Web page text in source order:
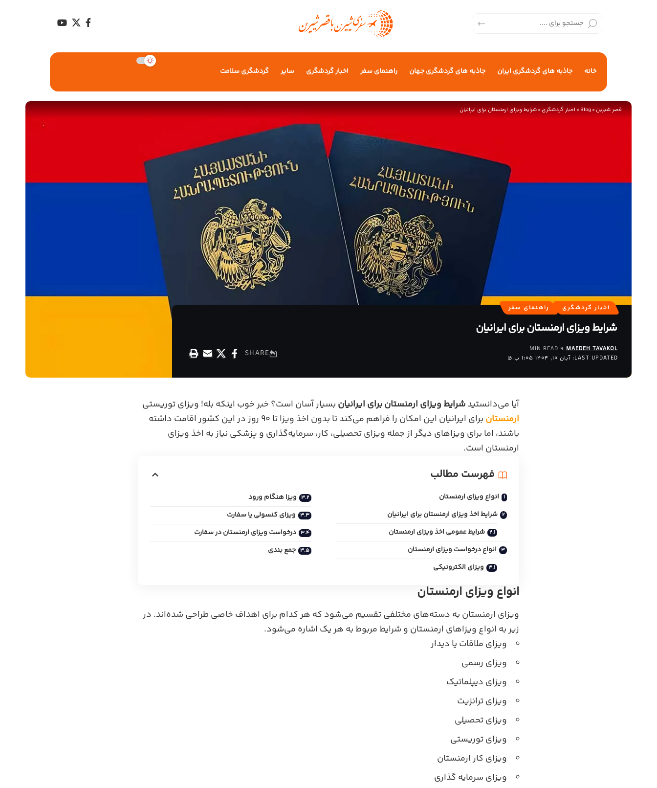
خانه جاذبه های گردشگری ایران جاذبه های گردشگری جهان راهنمای سفر اخبار گردشگری سایر گردشگری سلامت
قصر شیرین>
Blog
>اخبار گردشگری>شرایط ویزای ارمنستان برای ایرانیان
اخبار گردشگری راهنمای سفر
شرایط ویزای ارمنستان برای ایرانیان
LAST UPDATED: آبان 10, 1404 1:05 ب.ظ
MAEDEH TAVAKOL
9 MIN READ
SHARE
آیا می‌دانستیدشرایط ویزای ارمنستان برای ایرانیان بسیار آسان است؟ خبر خوب اینکه بله! ویزای توریستی
ارمنستان
برای ایرانیان این امکان را فراهم می‌کند تا بدون اخذ ویزا تا ۹۰ روز در این کشور اقامت داشته
باشند، اما برای ویزاهای دیگر از جمله ویزای تحصیلی، کار، سرمایه‌گذاری و پزشکی نیاز به اخذ ویزای
ارمنستان است.
فهرست مطالب
انواع ویزای ارمنستان
شرایط اخذ ویزای ارمنستان برای ایرانیان
شرایط عمومی اخذ ویزای ارمنستان
انواع درخواست ویزای ارمنستان
ویزای الکترونیکی
ویزا هنگام ورود
ویزای کنسولی یا سفارت
درخواست ویزای ارمنستان در سفارت
جمع بندی
انواع ویزای ارمنستان
ویزای ارمنستان به دسته‌های مختلفی تقسیم می‌شود که هر کدام برای اهداف خاصی طراحی شده‌اند. در
زیر به انواع ویزاهای ارمنستان و شرایط مربوط به هر یک اشاره می‌شود.
ویزای ملاقات یا دیدار
ویزای رسمی
ویزای دیپلماتیک
ویزای ترانزیت
ویزای تحصیلی
ویزای توریستی
ویزای کار ارمنستان
ویزای سرمایه گذاری